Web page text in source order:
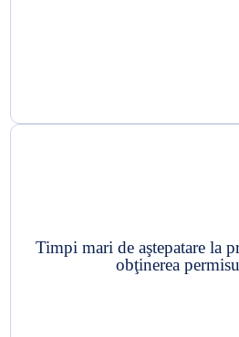
Timpi mari de aştepatare la
obţinerea